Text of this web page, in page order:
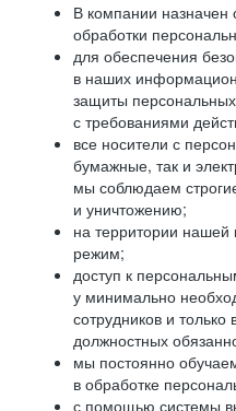
В компании назначен
обработки
для обеспечения
в наших
защиты
с требованиями
все носители с
бумажные, так и
мы соблюдаем
и уничтожению;
на территории нашей
режим;
доступ к
у минимально
сотрудников и
должностных
мы постоянно
в обработке
с помощью системы